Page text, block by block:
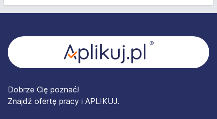
Dobrze Cię poznać!
Znajdź ofertę pracy i APLIKUJ.